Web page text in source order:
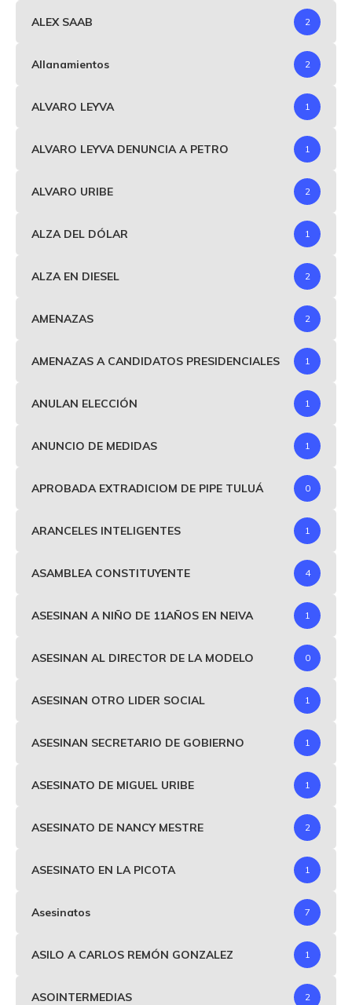
ALEX SAAB 2
Allanamientos 2
ALVARO LEYVA 1
ALVARO LEYVA DENUNCIA A PETRO 1
ALVARO URIBE 2
ALZA DEL DÓLAR 1
ALZA EN DIESEL 2
AMENAZAS 2
AMENAZAS A CANDIDATOS PRESIDENCIALES 1
ANULAN ELECCIÓN 1
ANUNCIO DE MEDIDAS 1
APROBADA EXTRADICIOM DE PIPE TULUÁ 0
ARANCELES INTELIGENTES 1
ASAMBLEA CONSTITUYENTE 4
ASESINAN A NIÑO DE 11AÑOS EN NEIVA 1
ASESINAN AL DIRECTOR DE LA MODELO 0
ASESINAN OTRO LIDER SOCIAL 1
ASESINAN SECRETARIO DE GOBIERNO 1
ASESINATO DE MIGUEL URIBE 1
ASESINATO DE NANCY MESTRE 2
ASESINATO EN LA PICOTA 1
Asesinatos 7
ASILO A CARLOS REMÓN GONZALEZ 1
ASOINTERMEDIAS 2